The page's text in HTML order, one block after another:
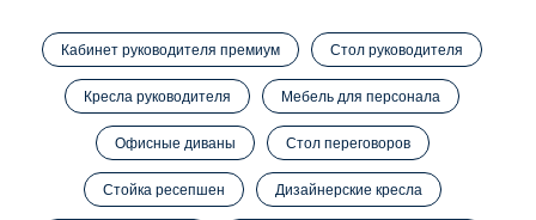
Кабинет руководителя премиум Стол руководителя
Кресла руководителя Мебель для персонала
Офисные диваны Стол переговоров
Стойка ресепшен Дизайнерские кресла